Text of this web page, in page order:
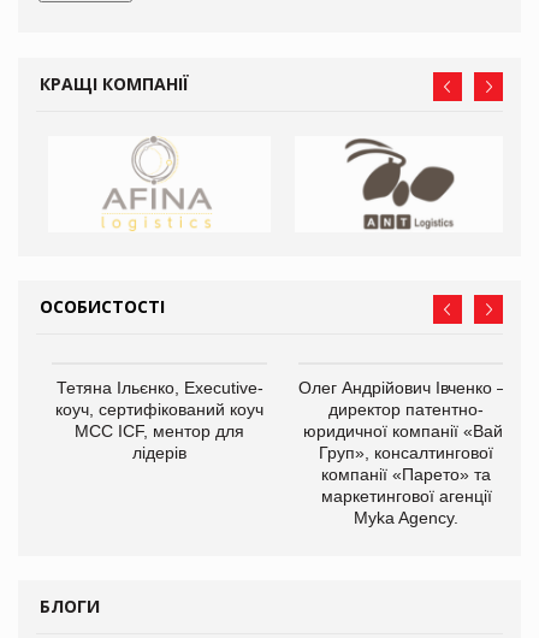
КРАЩІ КОМПАНІЇ
ОСОБИСТОСТІ
Тетяна Ільєнко, Executive-
коуч, сертифікований коуч
МСС ICF, ментор для
лідерів
Олег Андрійович Івченко —
директор патентно-
юридичної компанії «Вайз
Груп», консалтингової
компанії «Парето» та
маркетингової агенції
Myka Agency.
БЛОГИ